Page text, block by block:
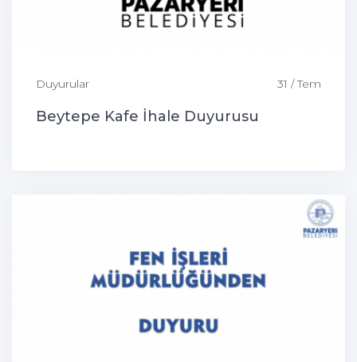
Duyurular 31 / Tem
Beytepe Kafe İhale Duyurusu